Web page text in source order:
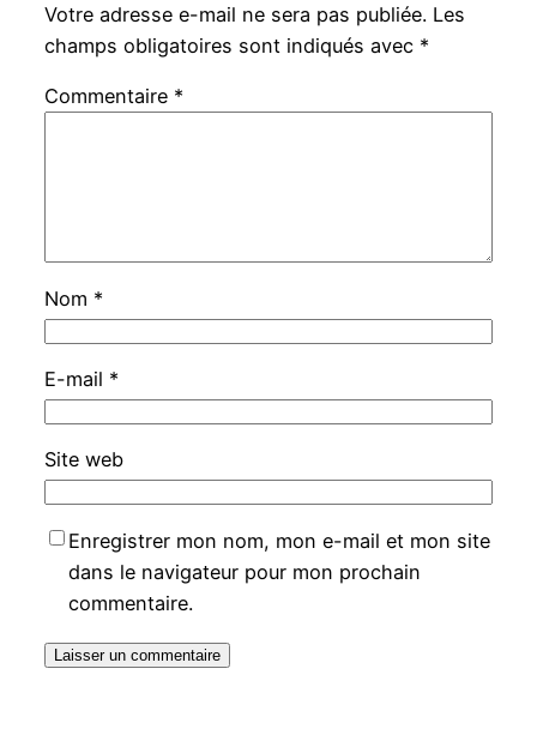
Votre adresse e-mail ne sera pas publiée. Les
champs obligatoires sont indiqués avec *
Commentaire *
Nom *
E-mail *
Site web
Enregistrer mon nom, mon e-mail et mon site
dans le navigateur pour mon prochain
commentaire.